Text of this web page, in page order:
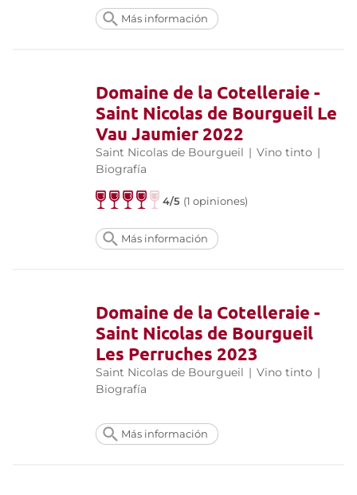
Más información
Domaine de la Cotelleraie -
Saint Nicolas de Bourgueil Le
Vau Jaumier 2022
Saint Nicolas de Bourgueil | Vino tinto |
Biografía
4/5 (1 opiniones)
Más información
Domaine de la Cotelleraie -
Saint Nicolas de Bourgueil
Les Perruches 2023
Saint Nicolas de Bourgueil | Vino tinto |
Biografía
Más información